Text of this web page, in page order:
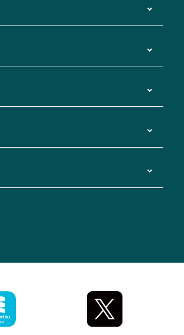
内図・時刻表
利用方法
情報バスロケーションシステム
ついて
いて
周遊バスCANばす
ライン」（三重大学病院直通バ
ラッピングバス（鈴鹿管内）
～横浜・東京・埼玉
～名古屋
名古屋
泉・金城ふ頭駅～中部国際空港
のご案内
明
ト予約
利用について
旅行
車両運行管理
クション三重交通バスセット
グッズ
ー